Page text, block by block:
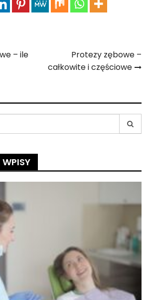
– ile
Protezy zębowe –
całkowite i częściowe